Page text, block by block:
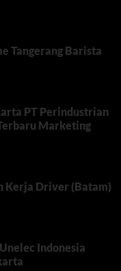
Tangerang Barista
PT Perindustrian
Marketing
Kerja Driver (Batam)
Indonesia